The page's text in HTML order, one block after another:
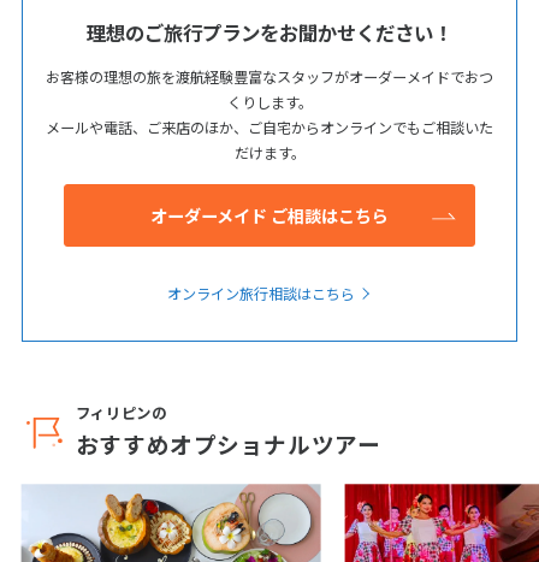
理想のご旅行プランをお聞かせください！
お客様の理想の旅を渡航経験豊富なスタッフがオーダーメイドでおつ
くりします。
メールや電話、ご来店のほか、ご自宅からオンラインでもご相談いた
だけます。
オーダーメイド ご相談はこちら
オンライン旅行相談はこちら
フィリピンの
おすすめオプショナルツアー